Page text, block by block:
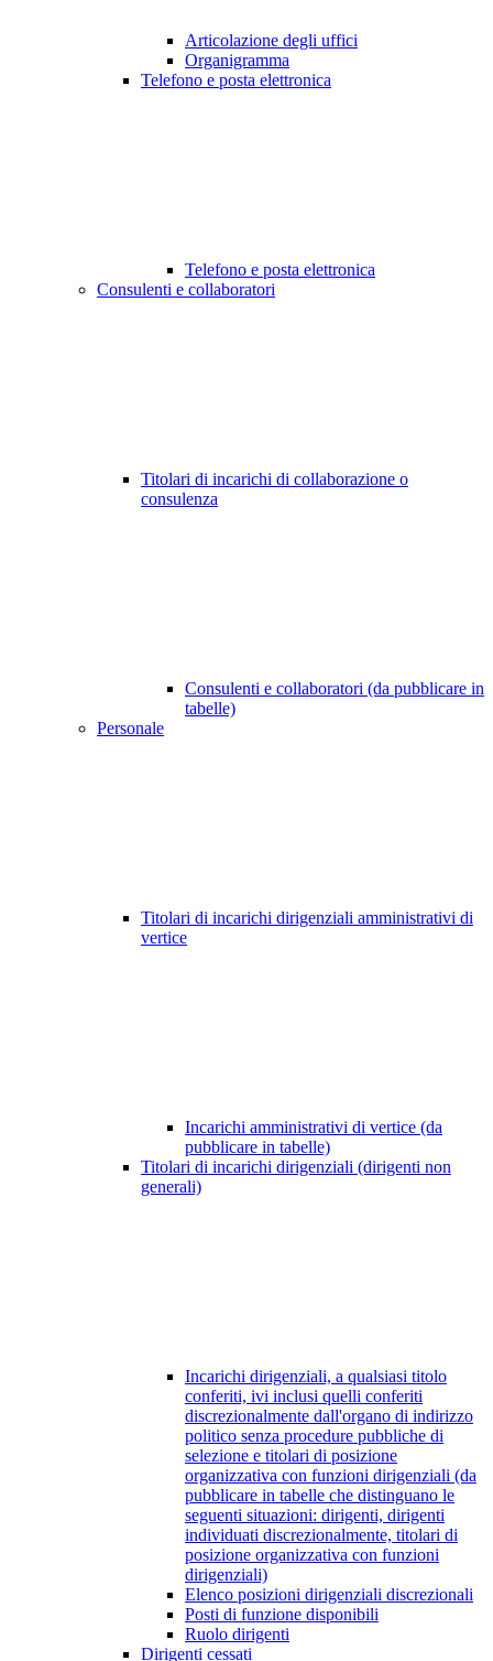
Articolazione degli uffici
Organigramma
Telefono e posta elettronica
Telefono e posta elettronica
Consulenti e collaboratori
Titolari di incarichi di collaborazione o
consulenza
Consulenti e collaboratori (da pubblicare in
tabelle)
Personale
Titolari di incarichi dirigenziali amministrativi di
vertice
Incarichi amministrativi di vertice (da
pubblicare in tabelle)
Titolari di incarichi dirigenziali (dirigenti non
generali)
Incarichi dirigenziali, a qualsiasi titolo
conferiti, ivi inclusi quelli conferiti
discrezionalmente dall'organo di indirizzo
politico senza procedure pubbliche di
selezione e titolari di posizione
organizzativa con funzioni dirigenziali (da
pubblicare in tabelle che distinguano le
seguenti situazioni: dirigenti, dirigenti
individuati discrezionalmente, titolari di
posizione organizzativa con funzioni
dirigenziali)
Elenco posizioni dirigenziali discrezionali
Posti di funzione disponibili
Ruolo dirigenti
Dirigenti cessati